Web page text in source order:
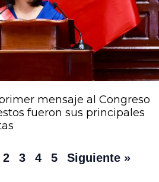
mensaje al Congreso
fueron sus principales
2 3 4 5 Siguiente »